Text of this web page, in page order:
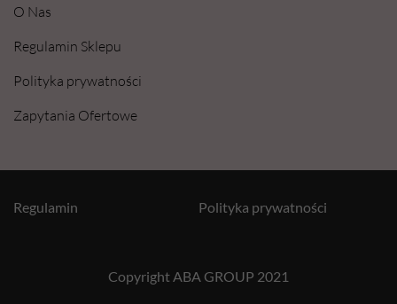
O Nas
Regulamin Sklepu
Polityka prywatności
Zapytania Ofertowe
Copyright ABA GROUP 2021
Polityka prywatności
Regulamin